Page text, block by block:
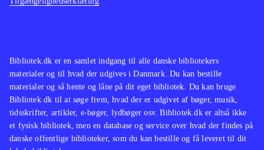
Bibliotek.dk er en samlet indgang til alle danske bibliotekers
materialer og til hvad der udgives i Danmark. Du kan bestille
materialer og så hente og låne på dit eget bibliotek. Du kan bruge
Bibliotek.dk til at søge frem, hvad der er udgivet af bøger, musik,
tidsskrifter, artikler, e-bøger, lydbøger osv. Bibliotek.dk er altså ikke
et fysisk bibliotek, men en database og service over hvad der findes på
danske offentlige biblioteker, som du kan bestille og få leveret til dit